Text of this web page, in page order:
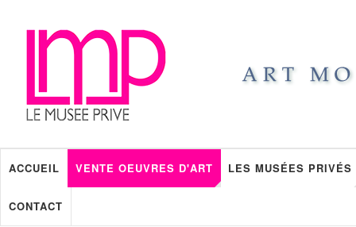
ACCUEIL VENTE OEUVRES D'ART LES MUSÉES PRIVÉS
CONTACT